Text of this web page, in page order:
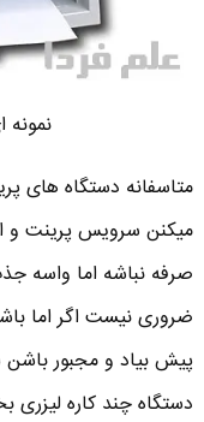
نمونه
متاسفانه دستگاه های
میکنن سرویس پرینت و
صرفه نباشه اما واسه
ضروری نیست اگر اما
پیش بیاد و مجبور
دستگاه چند کاره لیزری